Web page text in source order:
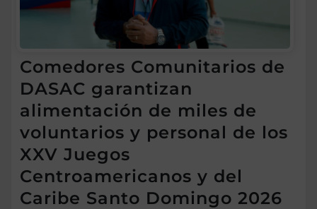
Comedores Comunitarios de
DASAC garantizan
alimentación de miles de
voluntarios y personal de los
XXV Juegos
Centroamericanos y del
Caribe Santo Domingo 2026